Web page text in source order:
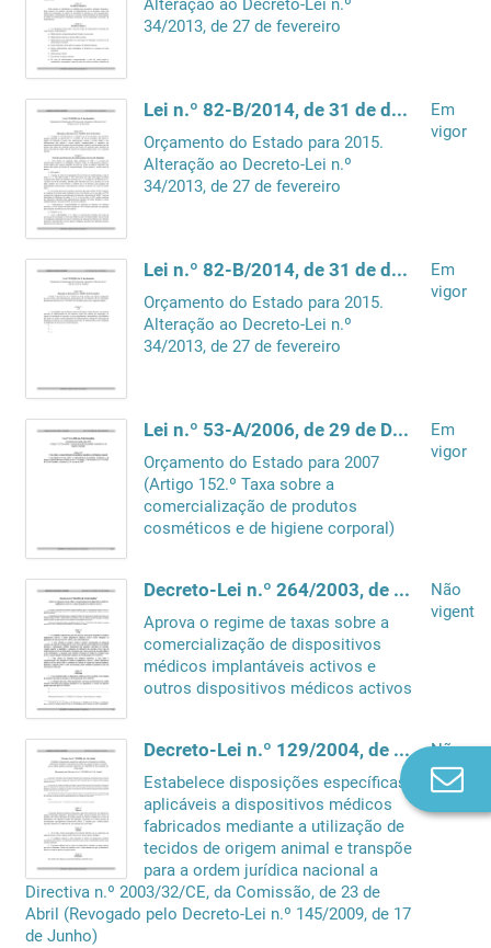
Alteração ao Decreto-Lei n.º
34/2013, de 27 de fevereiro
Lei n.º 82-B/2014, de 31 de dezembro
Orçamento do Estado para 2015.
Alteração ao Decreto-Lei n.º
34/2013, de 27 de fevereiro
Em
vigor
Lei n.º 82-B/2014, de 31 de dezembro
Orçamento do Estado para 2015.
Alteração ao Decreto-Lei n.º
34/2013, de 27 de fevereiro
Em
vigor
Lei n.º 53-A/2006, de 29 de Dezembro
Orçamento do Estado para 2007
(Artigo 152.º Taxa sobre a
comercialização de produtos
cosméticos e de higiene corporal)
Em
vigor
Decreto-Lei n.º 264/2003, de 24 de Outubro
Aprova o regime de taxas sobre a
comercialização de dispositivos
médicos implantáveis activos e
outros dispositivos médicos activos
Não
vigente
Decreto-Lei n.º 129/2004, de 1 de Junho
Estabelece disposições específicas
aplicáveis a dispositivos médicos
fabricados mediante a utilização de
tecidos de origem animal e transpõe
para a ordem jurídica nacional a
Directiva n.º 2003/32/CE, da Comissão, de 23 de
Abril (Revogado pelo Decreto-Lei n.º 145/2009, de 17
de Junho)
Não
vigente